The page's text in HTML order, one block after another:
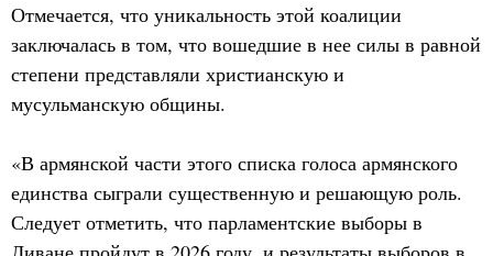
Отмечается, что уникальность этой коалиции
заключалась в том, что вошедшие в нее силы в равной
степени представляли христианскую и
мусульманскую общины.
«В армянской части этого списка голоса армянского
единства сыграли существенную и решающую роль.
Следует отметить, что парламентские выборы в